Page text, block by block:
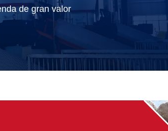
de gran valor